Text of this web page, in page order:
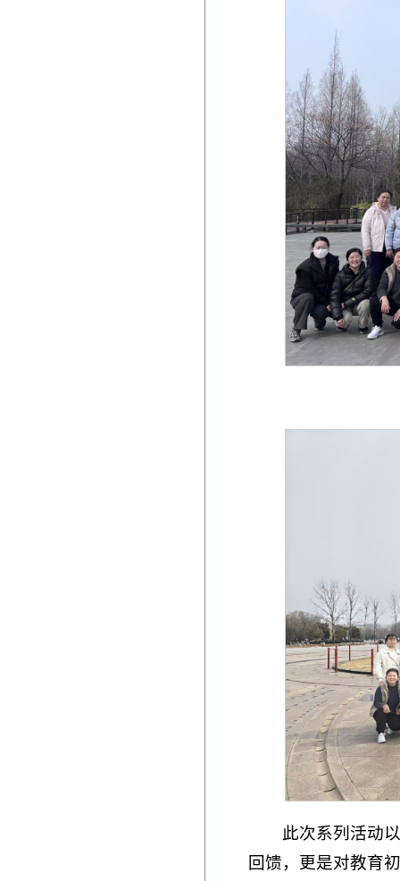
此次系列活动
回馈，更是对教育